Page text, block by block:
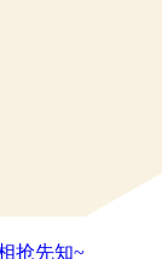
抢先知~